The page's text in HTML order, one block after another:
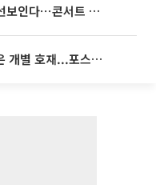
빅뱅, 20주년 기념 '새 뱅봉' 선보인다⋯콘서트 앞두고 팝업 개최
[증시키워드] 반도체 충격 뚫은 개별 호재...포스코퓨처엠·에코프로·한화솔루션 '눈길'